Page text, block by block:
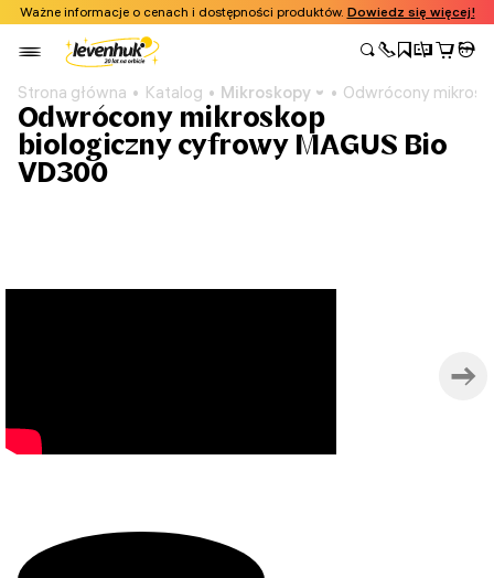
Ważne informacje o cenach i dostępności produktów. Dowiedz się więcej!
Strona główna Katalog Mikroskopy Odwrócony
Odwrócony mikroskop
biologiczny сyfrowy MAGUS Bio
VD300